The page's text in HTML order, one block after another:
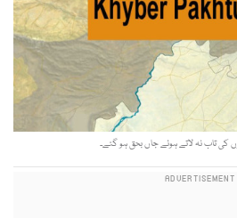
تاب نہ لاتے ہوئے جاں بحق ہو گئے۔